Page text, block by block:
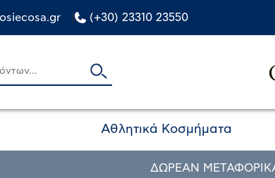
(+30) 23310 23550
Αθλητικά Κοσμήματα
ΔΩΡΕΑΝ